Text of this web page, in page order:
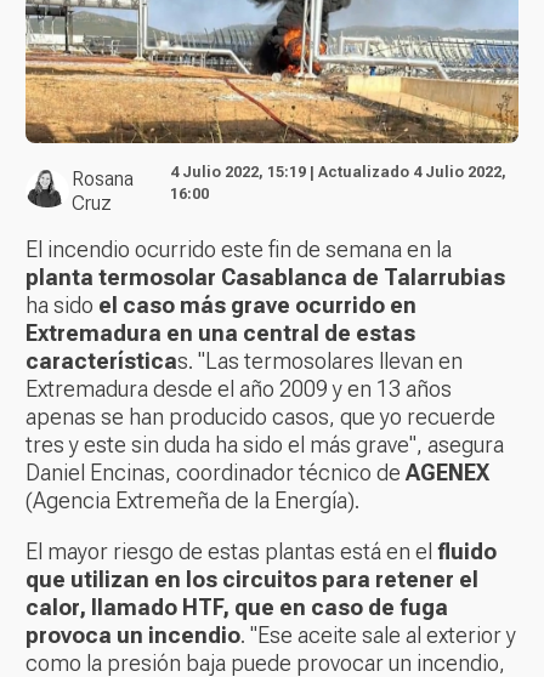
Rosana
Cruz
4 Julio 2022, 15:19 | Actualizado 4 Julio 2022,
16:00
El incendio ocurrido este fin de semana en la
planta termosolar Casablanca de Talarrubias
ha sido el caso más grave ocurrido en
Extremadura en una central de estas
características. "Las termosolares llevan en
Extremadura desde el año 2009 y en 13 años
apenas se han producido casos, que yo recuerde
tres y este sin duda ha sido el más grave", asegura
Daniel Encinas, coordinador técnico de AGENEX
(Agencia Extremeña de la Energía).
El mayor riesgo de estas plantas está en el fluido
que utilizan en los circuitos para retener el
calor, llamado HTF, que en caso de fuga
provoca un incendio. "Ese aceite sale al exterior y
como la presión baja puede provocar un incendio,